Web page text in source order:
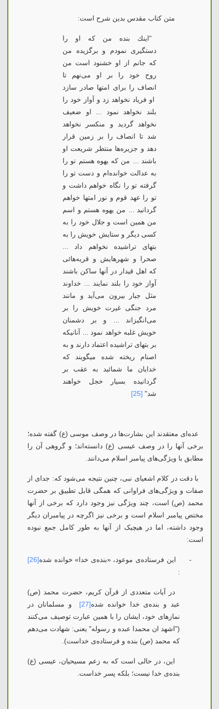
متن کتاب مقدس بدین شرح است:
"اینك بنده من كه او را
دستگیری نمودم و برگزیده‌ من
كه جانم از او خشنود است من
روح خود را بر او می‌نهم تا
انصاف را برای امتها صادر سازد
او فریاد نخواهد زد و آواز خود را
بلند نخواهد نمود ... او ضعیف
نخواهد گردید و منکسر نخواهد
شد تا انصاف را بر زمین قرار
دهد و جزیره‌ها منتظر شریعت او
باشند ... من كه یهوه هستم تو را
به عدالت خوانده‌ام و دست تو را
گرفته تو را نگاه خواهم داشت و
تو را عهد قوم و نور امتها خواهم
گردانید ... من یهوه هستم و اسم
من همین است و جلال خود را به
كسی دیگر و ستایش خویش را به
بتهای تراشیده نخواهم داد ...
صحرا و شهرهایش و قریه‌هائی
كه اهل قیدار در آنها ساكن باشند
آواز خود را بلند نمایند ... خداوند
مثل جبار بیرون می‌آید و مانند
مرد جنگی غیرت خویش را بر
می‌انگیزاند ... و بر دشمنان
خویش غلبه خواهد نمود ... آنانیكه
بر بتهای تراشیده اعتماد دارند و به
اصنام ریخته شده میگویند كه
خدایان ما شمائید به عقب بر
گردانیده بسیار خجل خواهند
شد" [25]
عده‌ای معتقدند این بشارت‌ها در وصف موسی (ع) گفته شده؛
برخی آنها را در وصف عیسی (ع) دانسته‌اند؛ و گروهی آن را
مطابق با ویژگی‌های پیامبر اسلام می‌دانند.
با دقت در کلام اشعیای نبی، چنین نتیجه می‌شود که: جدای از
صفات و ویژگی‌های فراوانی که همگی قابل تطبیق بر حضرت
محمد (ص) است، چند ویژگی نیز وجود دارد که برخی از آنها
مختص پیامبر اسلام است و برخی نیز اگرچه در پیامبران دیگر
وجود داشته، اما در هیچیک از آنها به طور کامل جمع نبوده
است:
- این فرستاده‌ی موعود، «بنده‌ی خدا» خوانده شده[26]
:
در آیات متعددی از قرآن کریم، حضرت محمد (ص)
عبد و بنده‌ی خدا خوانده شده[27]
و مسلمانان در
نمازهای خود، ایشان را با همین عبارت توصیف می‌کنند
("اشهد ان محمدا عبده و رسوله" یعنی: شهادت می‌دهم
که محمد (ص) بنده و فرستاده‌ی خداست).
این، در حالی است که به زعم مسیحیان، عیسی (ع)
بنده‌ی خدا نیست؛ بلکه پسر خداست.